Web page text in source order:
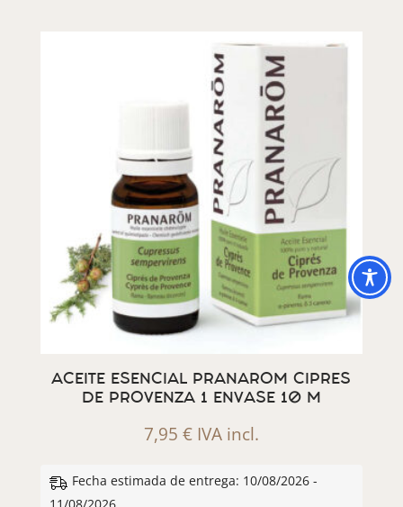
ACEITE ESENCIAL PRANAROM CIPRES
DE PROVENZA 1 ENVASE 10 M
7,95 € IVA incl.
Fecha estimada de entrega: 10/08/2026 -